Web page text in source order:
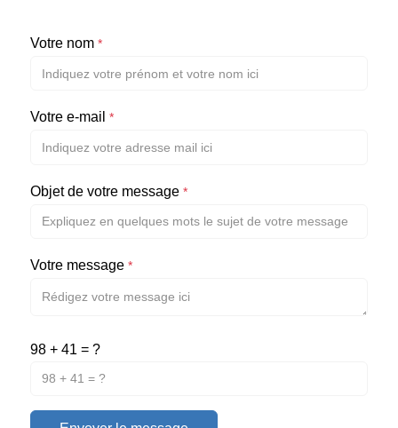
Votre nom*
Votre e-mail*
Objet de votre message*
Votre message*
98 + 41 = ?